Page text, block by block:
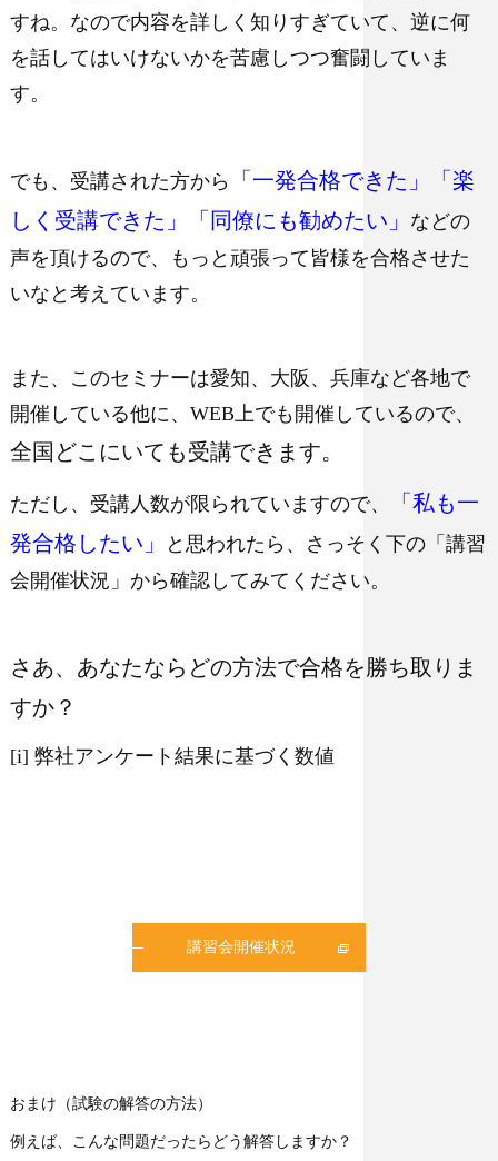
すね。なので内容を詳しく知りすぎていて、逆に何
を話してはいけないかを苦慮しつつ奮闘していま
す。
でも、受講された方から
「一発合格できた」「楽
しく受講できた」「同僚にも勧めたい」
などの
声を頂けるので、もっと頑張って皆様を合格させた
いなと考えています。
また、このセミナーは愛知、大阪、兵庫など各地で
開催している他に、WEB上でも開催しているので、
全国どこにいても受講できます。
ただし、受講人数が限られていますので、
「私も一
発合格したい」
と思われたら、さっそく下の「講習
会開催状況」から確認してみてください。
さあ、あなたならどの方法で合格を勝ち取りま
すか？
[i] 弊社アンケート結果に基づく数値
講習会開催状況
おまけ（試験の解答の方法）
例えば、こんな問題だったらどう解答しますか？